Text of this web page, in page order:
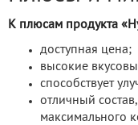
К плюсам продукта
доступная цена;
высокие
способствует
отличный
максимального